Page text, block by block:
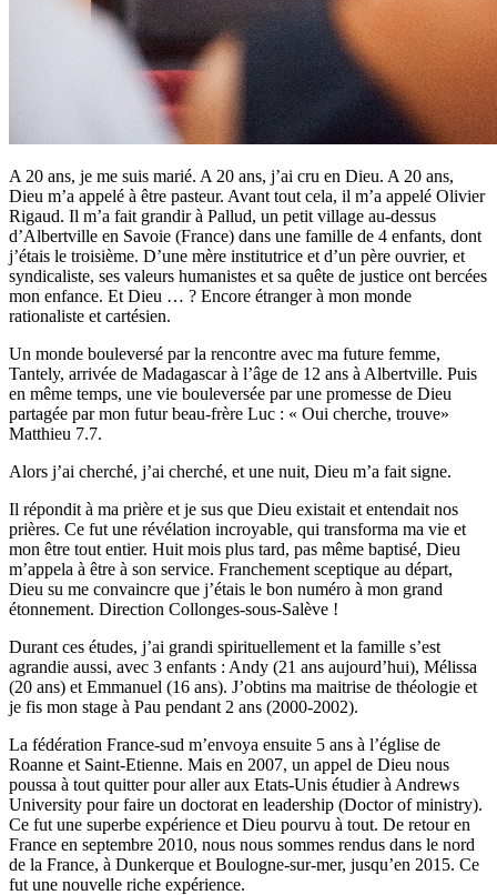
A 20 ans, je me suis marié. A 20 ans, j’ai cru en Dieu. A 20 ans,
Dieu m’a appelé à être pasteur. Avant tout cela, il m’a appelé Olivier
Rigaud. Il m’a fait grandir à Pallud, un petit village au-dessus
d’Albertville en Savoie (France) dans une famille de 4 enfants, dont
j’étais le troisième. D’une mère institutrice et d’un père ouvrier, et
syndicaliste, ses valeurs humanistes et sa quête de justice ont bercées
mon enfance. Et Dieu … ? Encore étranger à mon monde
rationaliste et cartésien.
Un monde bouleversé par la rencontre avec ma future femme,
Tantely, arrivée de Madagascar à l’âge de 12 ans à Albertville. Puis
en même temps, une vie bouleversée par une promesse de Dieu
partagée par mon futur beau-frère Luc : « Oui cherche, trouve»
Matthieu 7.7.
Alors j’ai cherché, j’ai cherché, et une nuit, Dieu m’a fait signe.
Il répondit à ma prière et je sus que Dieu existait et entendait nos
prières. Ce fut une révélation incroyable, qui transforma ma vie et
mon être tout entier. Huit mois plus tard, pas même baptisé, Dieu
m’appela à être à son service. Franchement sceptique au départ,
Dieu su me convaincre que j’étais le bon numéro à mon grand
étonnement. Direction Collonges-sous-Salève !
Durant ces études, j’ai grandi spirituellement et la famille s’est
agrandie aussi, avec 3 enfants : Andy (21 ans aujourd’hui), Mélissa
(20 ans) et Emmanuel (16 ans). J’obtins ma maitrise de théologie et
je fis mon stage à Pau pendant 2 ans (2000-2002).
La fédération France-sud m’envoya ensuite 5 ans à l’église de
Roanne et Saint-Etienne. Mais en 2007, un appel de Dieu nous
poussa à tout quitter pour aller aux Etats-Unis étudier à Andrews
University pour faire un doctorat en leadership (Doctor of ministry).
Ce fut une superbe expérience et Dieu pourvu à tout. De retour en
France en septembre 2010, nous nous sommes rendus dans le nord
de la France, à Dunkerque et Boulogne-sur-mer, jusqu’en 2015. Ce
fut une nouvelle riche expérience.